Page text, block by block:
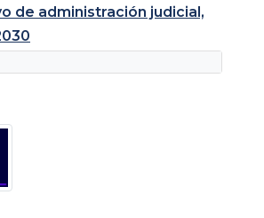
de administración judicial,